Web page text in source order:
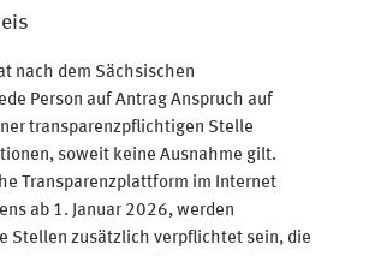
nach dem Sächsischen
Person auf Antrag Anspruch auf
transparenzpflichtigen Stelle
soweit keine Ausnahme gilt.
Transparenzplattform im Internet
ab 1. Januar 2026, werden
Stellen zusätzlich verpflichtet sein, die